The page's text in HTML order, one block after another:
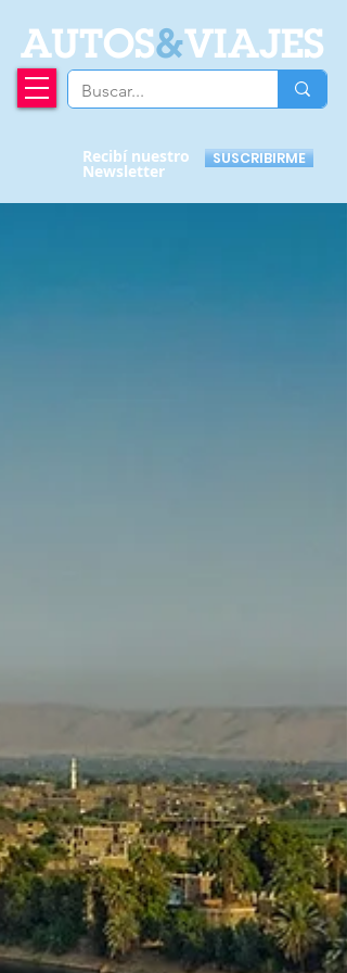
AUTOS&VIAJES
Recibí nuestro
Newsletter
SUSCRIBIRME